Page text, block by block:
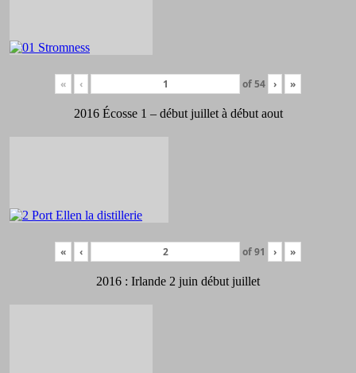
« ‹ of54 › »
2016 Écosse 1 – début juillet à début aout
« ‹ of91 › »
2016 : Irlande 2 juin début juillet